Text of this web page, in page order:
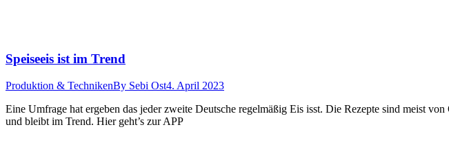
Speiseeis ist im Trend
Produktion & TechnikenBy Sebi Ost4. April 2023
Eine Umfrage hat ergeben das jeder zweite Deutsche regelmäßig Eis isst. Die Rezepte sind meist
und bleibt im Trend. Hier geht’s zur APP